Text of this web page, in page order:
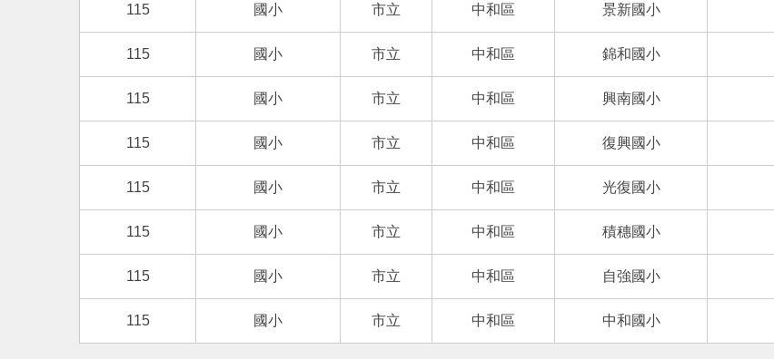
115 國小 市立 中和區 景新國小
115 國小 市立 中和區 錦和國小
115 國小 市立 中和區 興南國小
115 國小 市立 中和區 復興國小
115 國小 市立 中和區 光復國小
115 國小 市立 中和區 積穗國小
115 國小 市立 中和區 自強國小
115 國小 市立 中和區 中和國小